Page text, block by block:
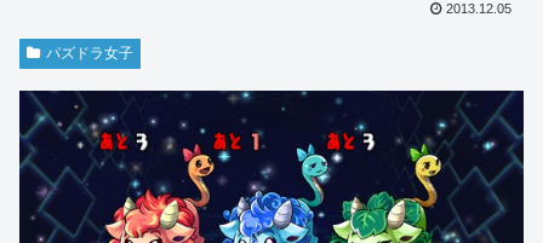
2013.12.05
パズドラ女子